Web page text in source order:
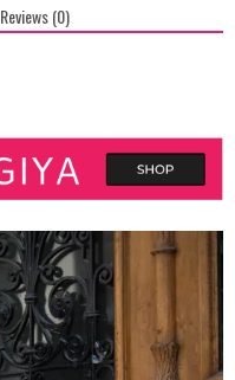
Reviews (0)